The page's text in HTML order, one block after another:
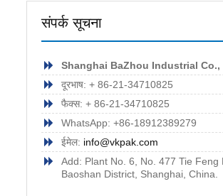
संपर्क सूचना
Shanghai BaZhou Industrial Co.,
दूरभाष: + 86-21-34710825
फैक्स: + 86-21-34710825
WhatsApp: +86-18912389279
ईमेल: info@vkpak.com
Add: Plant No. 6, No. 477 Tie Feng
Baoshan District, Shanghai, China.